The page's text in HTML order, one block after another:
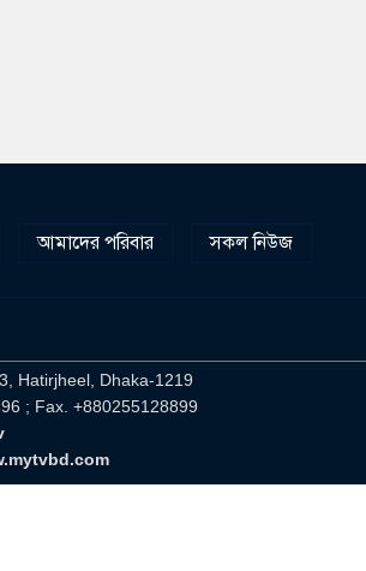
আমাদের পরিবার সকল নিউজ
Hatirjheel, Dhaka-1219
; Fax. +880255128899